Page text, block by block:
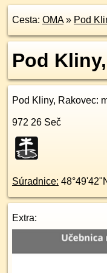
Cesta: OMA» Pod
Pod
Pod Kliny, Rakovec:
972 26 Seč
Súradnice:
Extra: